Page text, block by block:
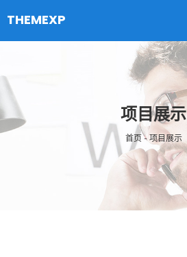
项目展示
首页 - 项目展示